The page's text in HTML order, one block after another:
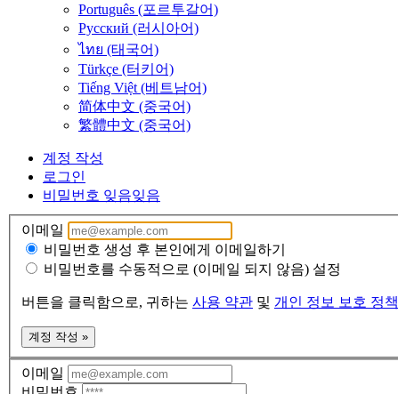
Português (포르투갈어)
Русский (러시아어)
ไทย (태국어)
Türkçe (터키어)
Tiếng Việt (베트남어)
简体中文 (중국어)
繁體中文 (중국어)
계정 작성
로그인
비밀번호 잊음잊음
이메일
비밀번호 생성 후 본인에게 이메일하기
비밀번호를 수동적으로 (이메일 되지 않음) 설정
버튼을 클릭함으로, 귀하는 사용 약관 및 개인 정보 보호 정책
계정 작성 »
이메일